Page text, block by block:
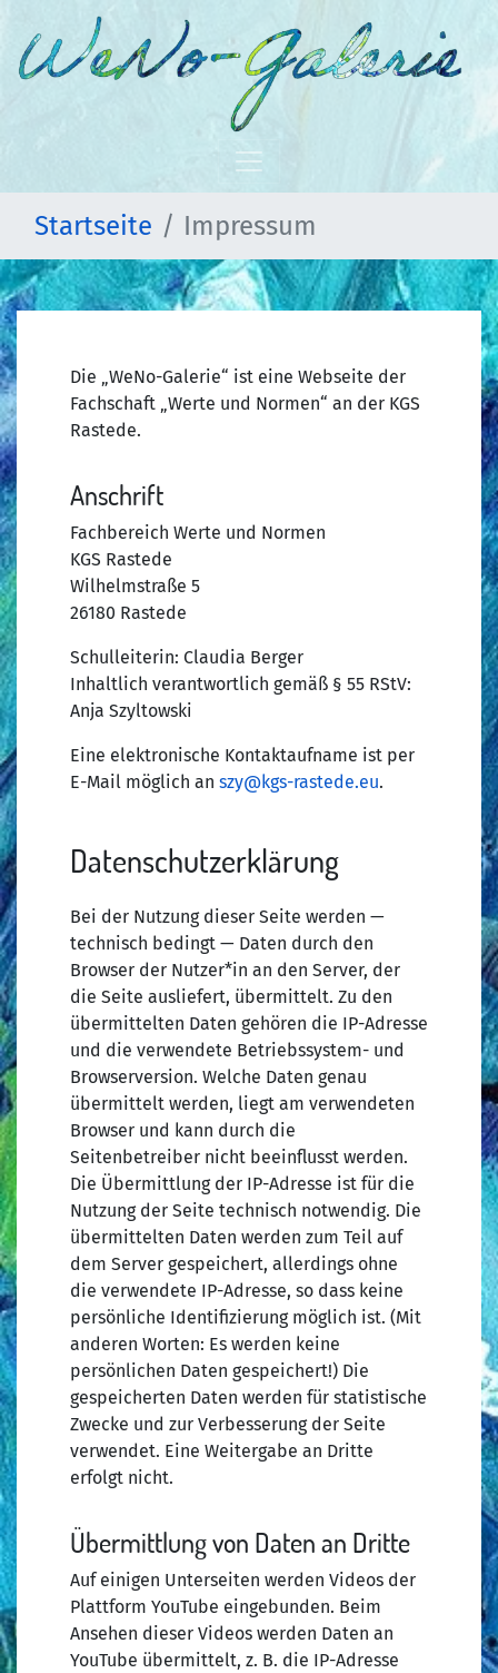
Startseite Impressum
Die „WeNo-Galerie“ ist eine Webseite der
Fachschaft „Werte und Normen“ an der KGS
Rastede.
Anschrift
Fachbereich Werte und Normen
KGS Rastede
Wilhelmstraße 5
26180 Rastede
Schulleiterin: Claudia Berger
Inhaltlich verantwortlich gemäß § 55 RStV:
Anja Szyltowski
Eine elektronische Kontaktaufname ist per
E-Mail möglich an szy@kgs-rastede.eu.
Datenschutzerklärung
Bei der Nutzung dieser Seite werden —
technisch bedingt — Daten durch den
Browser der Nutzer*in an den Server, der
die Seite ausliefert, übermittelt. Zu den
übermittelten Daten gehören die IP-Adresse
und die verwendete Betriebssystem- und
Browserversion. Welche Daten genau
übermittelt werden, liegt am verwendeten
Browser und kann durch die
Seitenbetreiber nicht beeinflusst werden.
Die Übermittlung der IP-Adresse ist für die
Nutzung der Seite technisch notwendig. Die
übermittelten Daten werden zum Teil auf
dem Server gespeichert, allerdings ohne
die verwendete IP-Adresse, so dass keine
persönliche Identifizierung möglich ist. (Mit
anderen Worten: Es werden keine
persönlichen Daten gespeichert!) Die
gespeicherten Daten werden für statistische
Zwecke und zur Verbesserung der Seite
verwendet. Eine Weitergabe an Dritte
erfolgt nicht.
Übermittlung von Daten an Dritte
Auf einigen Unterseiten werden Videos der
Plattform YouTube eingebunden. Beim
Ansehen dieser Videos werden Daten an
YouTube übermittelt, z. B. die IP-Adresse